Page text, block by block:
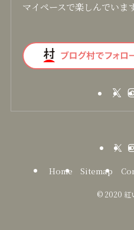
マイペースで楽しんでいます
Home Sitemap
©2020 紅